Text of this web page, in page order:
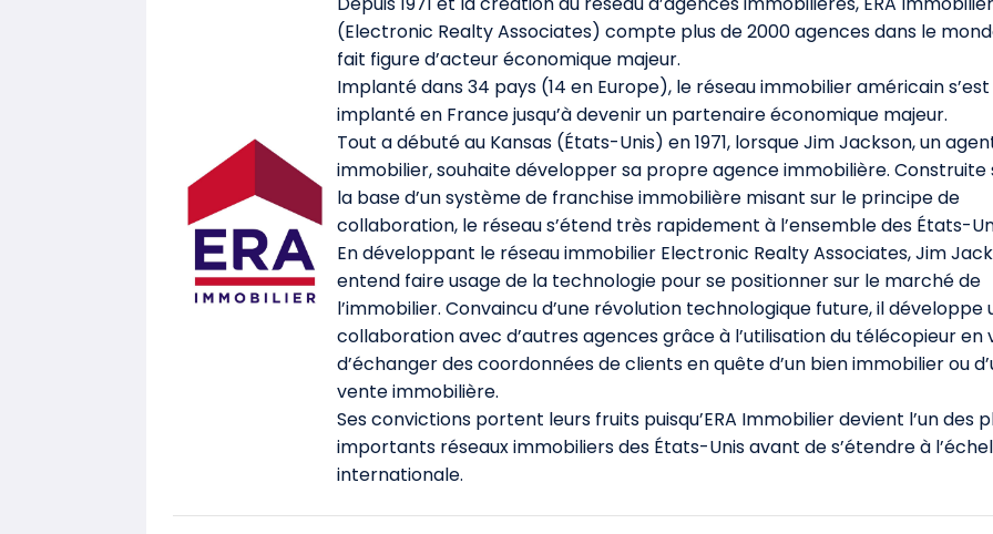
(Electronic Realty Associates) compte plus de 2000 agences dans le
fait figure d’acteur économique majeur.
Implanté dans 34 pays (14 en Europe), le réseau immobilier américain s’est
implanté en France jusqu’à devenir un partenaire économique majeur.
Tout a débuté au Kansas (États-Unis) en 1971, lorsque Jim Jackson, un
immobilier, souhaite développer sa propre agence immobilière. Construite
la base d’un système de franchise immobilière misant sur le principe de
collaboration, le réseau s’étend très rapidement à l’ensemble des États-
En développant le réseau immobilier Electronic Realty Associates, Jim
entend faire usage de la technologie pour se positionner sur le marché de
l’immobilier. Convaincu d’une révolution technologique future, il développe
collaboration avec d’autres agences grâce à l’utilisation du télécopieur en
d’échanger des coordonnées de clients en quête d’un bien immobilier ou
vente immobilière.
Ses convictions portent leurs fruits puisqu’ERA Immobilier devient l’un des
importants réseaux immobiliers des États-Unis avant de s’étendre à
internationale.